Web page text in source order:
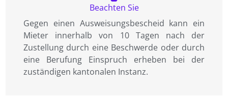
Beachten Sie
Gegen einen Ausweisungsbescheid kann ein
Mieter innerhalb von 10 Tagen nach der
Zustellung durch eine Beschwerde oder durch
eine Berufung Einspruch erheben bei der
zuständigen kantonalen Instanz.